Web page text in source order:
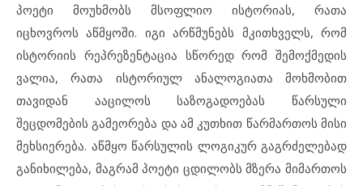
პოეტი მოუხმობს მსოფლიო ისტორიას, რათა
იცხოვროს აწმყოში. იგი არწმუნებს მკითხველს, რომ
ისტორიის რეპრეზენტაცია სწორედ რომ შემოქმედის
ვალია, რათა ისტორიულ ანალოგიათა მოხმობით
თავიდან ააცილოს საზოგადოებას წარსული
შეცდომების გამეორება და ამ კუთხით წარმართოს მისი
მეხსიერება. აწმყო წარსულის ლოგიკურ გაგრძელებად
განიხილება, მაგრამ პოეტი ცდილობს მზერა მიმართოს